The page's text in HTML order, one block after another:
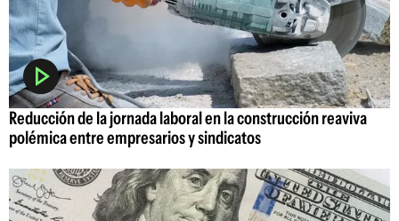
Reducción de la jornada laboral en la construcción reaviva
polémica entre empresarios y sindicatos